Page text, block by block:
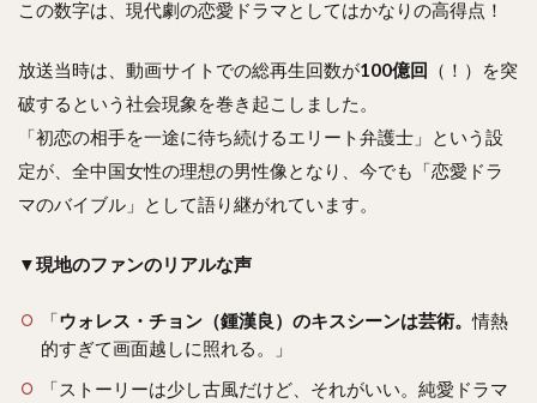
この数字は、現代劇の恋愛ドラマとしてはかなりの高得点！
放送当時は、動画サイトでの総再生回数が100億回 （！）を突
破するという社会現象を巻き起こしました。
「初恋の相手を一途に待ち続けるエリート弁護士」という設
定が、全中国女性の理想の男性像となり、今でも「恋愛ドラ
マのバイブル」として語り継がれています。
▼現地のファンのリアルな声
「ウォレス・チョン（鍾漢良）のキスシーンは芸術。情熱
的すぎて画面越しに照れる。」
「ストーリーは少し古風だけど、それがいい。純愛ドラマ